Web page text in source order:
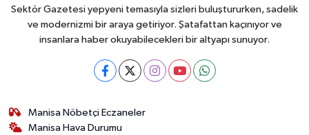
Sektör Gazetesi yepyeni temasıyla sizleri buluştururken, sadelik
ve modernizmi bir araya getiriyor. Şatafattan kaçınıyor ve
insanlara haber okuyabilecekleri bir altyapı sunuyor.
Manisa Nöbetçi Eczaneler
Manisa Hava Durumu